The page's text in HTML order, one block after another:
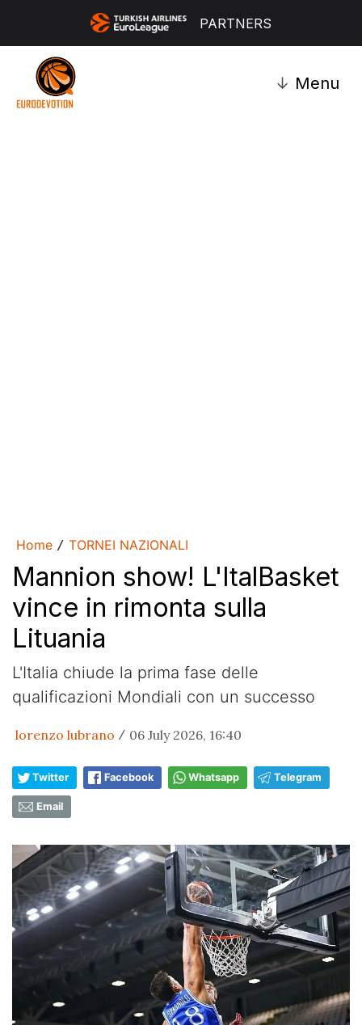
PARTNERS
↓ Menu
Home / TORNEI NAZIONALI
Mannion show! L'ItalBasket
vince in rimonta sulla
Lituania
L'Italia chiude la prima fase delle
qualificazioni Mondiali con un successo
lorenzo lubrano / 06 July 2026, 16:40
Twitter Facebook Whatsapp Telegram
Email